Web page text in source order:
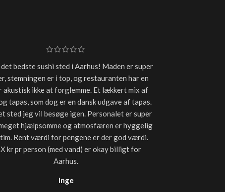
bedste sushi sted i Aarhus! Maden er super
stemningen er i top, og restauranten har en
akustisk ikke at forglemme. Et lækkert mix af
tapas, som dog er en dansk udgave af tapas.
sted jeg vil besøge igen. Personalet er super
hjælpsomme og atmosfæren er hyggelig
Rent værdi for pengene er der god værdi.
kr pr person (med vand) er okay billigt for
Aarhus.
Inge